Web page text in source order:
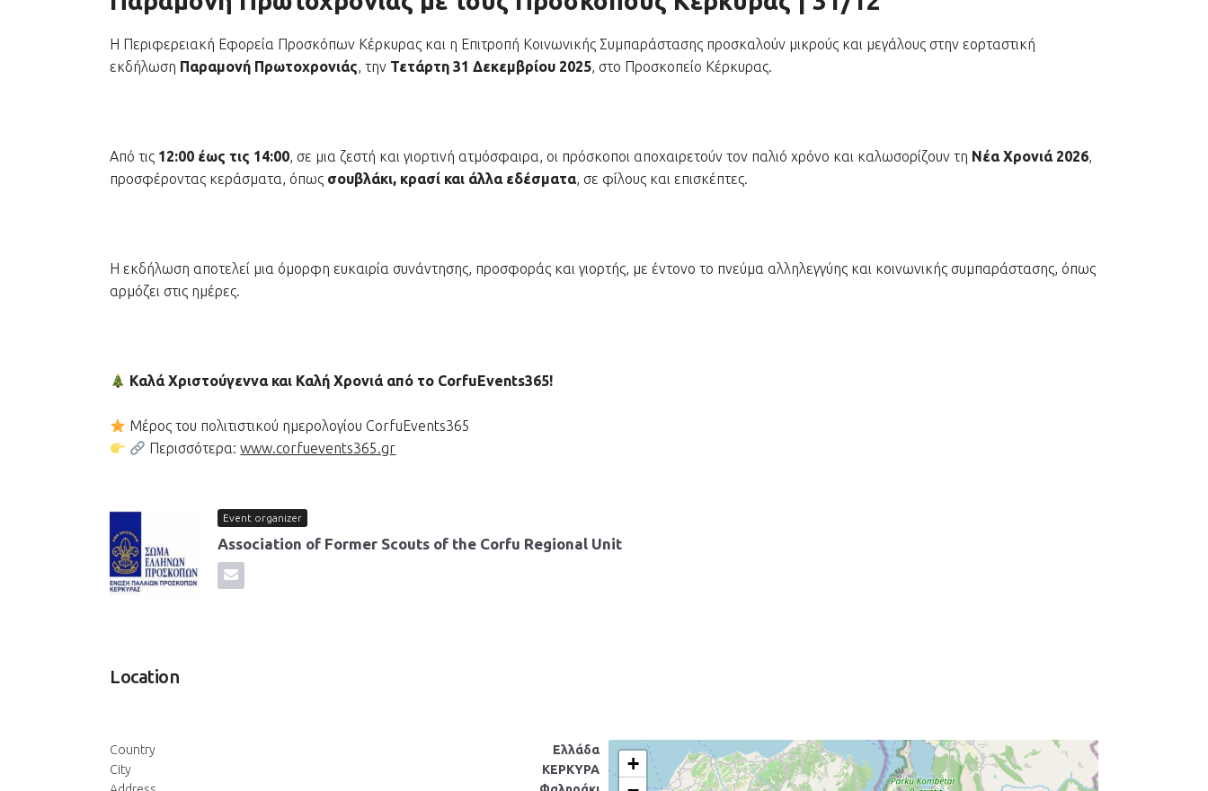
Η Περιφερειακή Εφορεία Προσκόπων Κέρκυρας και η Επιτροπή Κοινωνικής Συμπαράστασης προσκαλούν μικρούς και μεγάλους στην εορταστική
εκδήλωση Παραμονή Πρωτοχρονιάς, την Τετάρτη 31 Δεκεμβρίου 2025, στο Προσκοπείο Κέρκυρας.
Από τις 12:00 έως τις 14:00, σε μια ζεστή και γιορτινή ατμόσφαιρα, οι πρόσκοποι αποχαιρετούν τον παλιό χρόνο και καλωσορίζουν τη Νέα Χρονιά 2026,
προσφέροντας κεράσματα, όπως σουβλάκι, κρασί και άλλα εδέσματα, σε φίλους και επισκέπτες.
Η εκδήλωση αποτελεί μια όμορφη ευκαιρία συνάντησης, προσφοράς και γιορτής, με έντονο το πνεύμα αλληλεγγύης και κοινωνικής συμπαράστασης, όπως
αρμόζει στις ημέρες.
Καλά Χριστούγεννα και Καλή Χρονιά από το CorfuEvents365!
Μέρος του πολιτιστικού ημερολογίου CorfuEvents365
Περισσότερα:www.corfuevents365.gr
Event organizer
Association of Former Scouts of the Corfu Regional Unit
Location
Country
Ελλάδα
City
ΚΕΡΚΥΡΑ
+